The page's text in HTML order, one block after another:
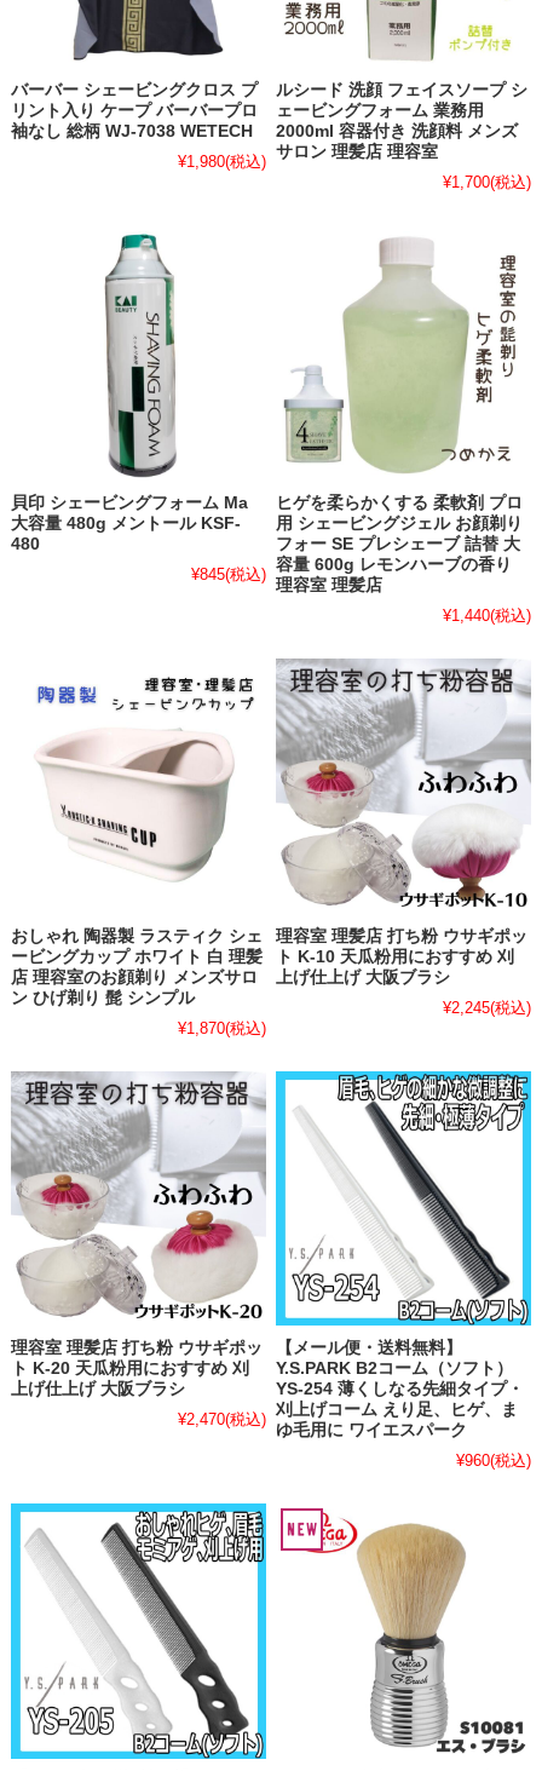
バーバー シェービングクロス プ
リント入り ケープ バーバープロ
袖なし 総柄 WJ-7038 WETECH
¥1,980(税込)
ルシード 洗顔 フェイスソープ シ
ェービングフォーム 業務用
2000ml 容器付き 洗顔料 メンズ
サロン 理髪店 理容室
¥1,700(税込)
貝印 シェービングフォーム Ma
大容量 480g メントール KSF-
480
¥845(税込)
ヒゲを柔らかくする 柔軟剤 プロ
用 シェービングジェル お顔剃り
フォー SE プレシェーブ 詰替 大
容量 600g レモンハーブの香り
理容室 理髪店
¥1,440(税込)
おしゃれ 陶器製 ラスティク シェ
ービングカップ ホワイト 白 理髪
店 理容室のお顔剃り メンズサロ
ン ひげ剃り 髭 シンプル
¥1,870(税込)
理容室 理髪店 打ち粉 ウサギポッ
ト K-10 天瓜粉用におすすめ 刈
上げ仕上げ 大阪ブラシ
¥2,245(税込)
理容室 理髪店 打ち粉 ウサギポッ
ト K-20 天瓜粉用におすすめ 刈
上げ仕上げ 大阪ブラシ
¥2,470(税込)
【メール便・送料無料】
Y.S.PARK B2コーム（ソフト）
YS-254 薄くしなる先細タイプ・
刈上げコーム えり足、ヒゲ、ま
ゆ毛用に ワイエスパーク
¥960(税込)